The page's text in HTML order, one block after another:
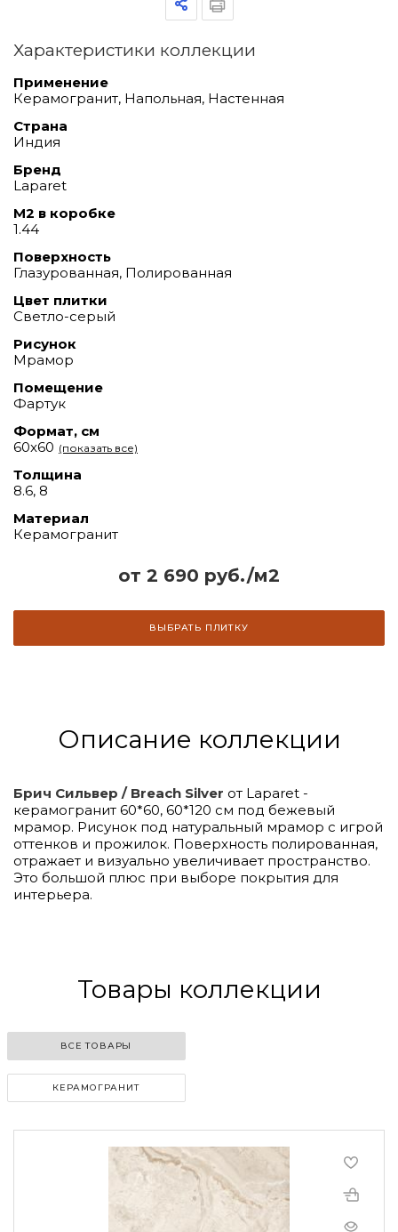
от 2 690 руб./м2
ВЫБРАТЬ ПЛИТКУ
Характеристики коллекции
Применение
Керамогранит, Напольная, Настенная
Страна
Индия
Бренд
Laparet
М2 в коробке
1.44
Поверхность
Глазурованная, Полированная
Цвет плитки
Светло-серый
Рисунок
Мрамор
Помещение
Фартук
Формат, см
60x60 (показать все)
Толщина
8.6, 8
Материал
Керамогранит
Описание коллекции
Брич Сильвер / Breach Silver от Laparet -
керамогранит 60*60, 60*120 см под бежевый
мрамор. Рисунок под натуральный мрамор с игрой
оттенков и прожилок. Поверхность полированная,
отражает и визуально увеличивает пространство.
Это большой плюс при выборе покрытия для
интерьера.
Товары коллекции
ВСЕ ТОВАРЫ
КЕРАМОГРАНИТ